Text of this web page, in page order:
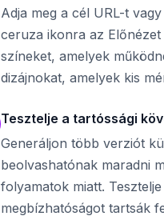
Adja meg a cél URL-t
ceruza ikonra az
színeket, amelyek
dizájnokat, amelyek kis
Tesztelje a tartóssági
Generáljon több verziót
beolvashatónak maradni
folyamatok miatt.
megbízhatóságot tartsák